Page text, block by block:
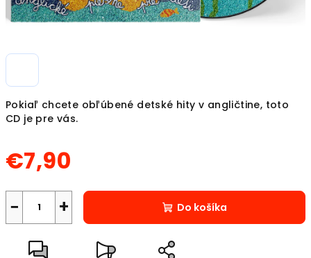
Pokiaľ chcete obľúbené detské hity v angličtine, toto
CD je pre vás.
€7,90
+
− Do košíka